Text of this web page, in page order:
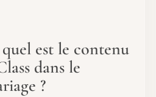
est le contenu
dans le
?